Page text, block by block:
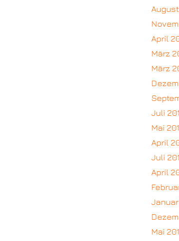
April
März
März
Juli
Mai
April
Juli
April
Januar
Mai